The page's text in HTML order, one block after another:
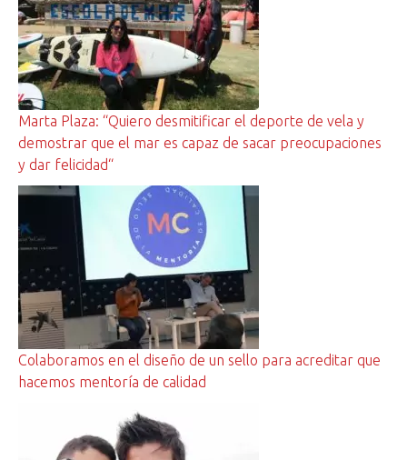
Marta Plaza: “Quiero desmitificar el deporte de vela y
demostrar que el mar es capaz de sacar preocupaciones
y dar felicidad“
Colaboramos en el diseño de un sello para acreditar que
hacemos mentoría de calidad